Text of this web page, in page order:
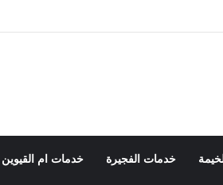
خدمات الفجيرة خدمات ام القيوين